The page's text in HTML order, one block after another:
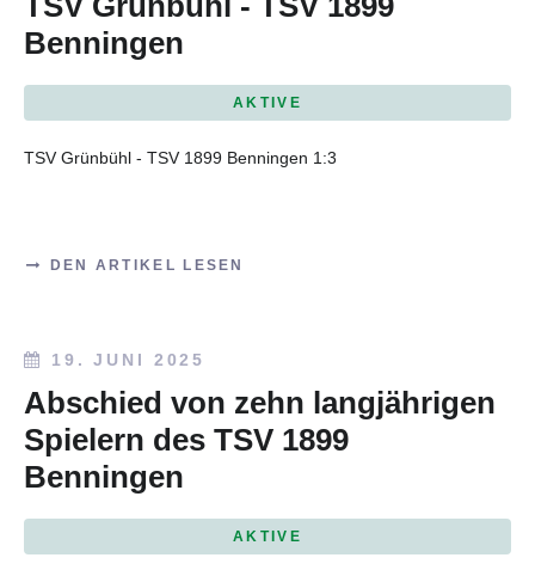
Benningen
AKTIVE
TSV Grünbühl - TSV 1899 Benningen 1:3
DEN ARTIKEL LESEN
19. JUNI 2025
Abschied von zehn langjährigen
Spielern des TSV 1899
Benningen
AKTIVE